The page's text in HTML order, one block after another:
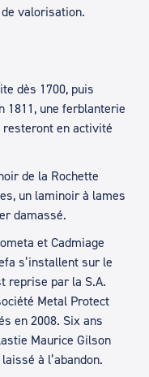
valorisation.
dès 1700, puis
1811, une ferblanterie
en activité
de la Rochette
un laminoir à lames
damassé.
et Cadmiage
s’installent sur le
reprise par la S.A.
Metal Protect
en 2008. Six ans
Maurice Gilson
à l’abandon.